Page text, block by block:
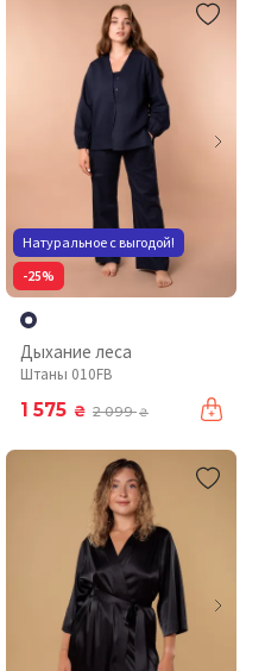
Натуральное с выгодой!
-25%
Дыхание леса
Штаны 010FB
1 575 ₴ 2 099₴